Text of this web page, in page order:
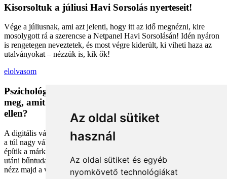
Az oldal sütiket
használ
Az oldal sütiket és egyéb
nyomkövető technológiákat
Kisorsoltuk a júliusi Havi Sorsolás nyerteseit!
Vége a júliusnak, ami azt jelenti, hogy itt az idő megnézni, kire
mosolygott rá a szerencse a Netpanel Havi Sorsolásán! Idén nyáron
is rengetegen neveztetek, és most végre kiderült, ki viheti haza az
utalványokat – nézzük is, kik ők!
elolvasom
Pszichológiai trükkök a kosárban: Miért vesszük
meg, amit megveszünk, és mit tehetünk a bűntudat
ellen?
A digitális vásárlás kényelmes, de tele van pszichológiai csapdákkal
a túl nagy választéktól a hosszas böngészésig. Megmutatjuk, hogyan
építik a márkák a bizalmadat online, és miként kerüld el a vásárlás
utáni bűntudatot tudatos döntésekkel. Készülj fel, hogy máshogy
nézz majd a webshopokra!